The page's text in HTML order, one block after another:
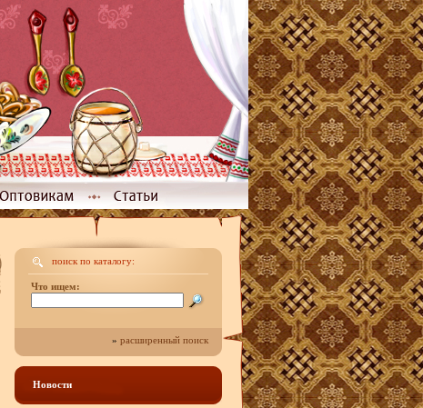
поиск по каталогу:
Что ищем:
» расширенный поиск
Новости